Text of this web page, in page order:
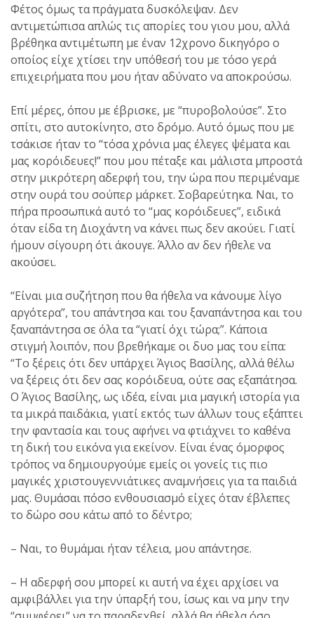
Φέτος όμως τα πράγματα δυσκόλεψαν. Δεν
αντιμετώπισα απλώς τις απορίες του γιου μου, αλλά
βρέθηκα αντιμέτωπη με έναν 12χρονο δικηγόρο ο
οποίος είχε χτίσει την υπόθεσή του με τόσο γερά
επιχειρήματα που μου ήταν αδύνατο να αποκρούσω.
Επί μέρες, όπου με έβρισκε, με “πυροβολούσε”. Στο
σπίτι, στο αυτοκίνητο, στο δρόμο. Αυτό όμως που με
τσάκισε ήταν το “τόσα χρόνια μας έλεγες ψέματα και
μας κορόιδευες!” που μου πέταξε και μάλιστα μπροστά
στην μικρότερη αδερφή του, την ώρα που περιμέναμε
στην ουρά του σούπερ μάρκετ. Σοβαρεύτηκα. Ναι, το
πήρα προσωπικά αυτό το “μας κορόιδευες”, ειδικά
όταν είδα τη Διοχάντη να κάνει πως δεν ακούει. Γιατί
ήμουν σίγουρη ότι άκουγε. Άλλο αν δεν ήθελε να
ακούσει.
“Είναι μια συζήτηση που θα ήθελα να κάνουμε λίγο
αργότερα”, του απάντησα και του ξαναπάντησα και του
ξαναπάντησα σε όλα τα “γιατί όχι τώρα;”. Κάποια
στιγμή λοιπόν, που βρεθήκαμε οι δυο μας του είπα:
“Το ξέρεις ότι δεν υπάρχει Άγιος Βασίλης, αλλά θέλω
να ξέρεις ότι δεν σας κορόιδευα, ούτε σας εξαπάτησα.
Ο Άγιος Βασίλης, ως ιδέα, είναι μια μαγική ιστορία για
τα μικρά παιδάκια, γιατί εκτός των άλλων τους εξάπτει
την φαντασία και τους αφήνει να φτιάχνει το καθένα
τη δική του εικόνα για εκείνον. Είναι ένας όμορφος
τρόπος να δημιουργούμε εμείς οι γονείς τις πιο
μαγικές χριστουγεννιάτικες αναμνήσεις για τα παιδιά
μας. Θυμάσαι πόσο ενθουσιασμό είχες όταν έβλεπες
το δώρο σου κάτω από το δέντρο;
– Ναι, το θυμάμαι ήταν τέλεια, μου απάντησε.
– Η αδερφή σου μπορεί κι αυτή να έχει αρχίσει να
αμφιβάλλει για την ύπαρξή του, ίσως και να μην την